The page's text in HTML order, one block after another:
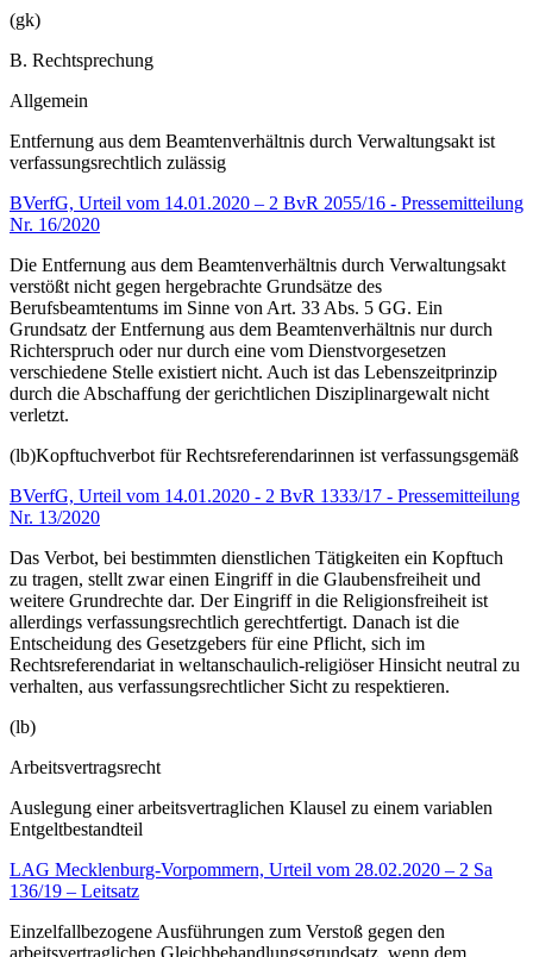
(gk)
B. Rechtsprechung
Allgemein
Entfernung aus dem Beamtenverhältnis durch Verwaltungsakt ist
verfassungsrechtlich zulässig
BVerfG, Urteil vom 14.01.2020 – 2 BvR 2055/16 - Pressemitteilung
Nr. 16/2020
Die Entfernung aus dem Beamtenverhältnis durch Verwaltungsakt
verstößt nicht gegen hergebrachte Grundsätze des
Berufsbeamtentums im Sinne von Art. 33 Abs. 5 GG. Ein
Grundsatz der Entfernung aus dem Beamtenverhältnis nur durch
Richterspruch oder nur durch eine vom Dienstvorgesetzen
verschiedene Stelle existiert nicht. Auch ist das Lebenszeitprinzip
durch die Abschaffung der gerichtlichen Disziplinargewalt nicht
verletzt.
(lb)Kopftuchverbot für Rechtsreferendarinnen ist verfassungsgemäß
BVerfG, Urteil vom 14.01.2020 - 2 BvR 1333/17 - Pressemitteilung
Nr. 13/2020
Das Verbot, bei bestimmten dienstlichen Tätigkeiten ein Kopftuch
zu tragen, stellt zwar einen Eingriff in die Glaubensfreiheit und
weitere Grundrechte dar. Der Eingriff in die Religionsfreiheit ist
allerdings verfassungsrechtlich gerechtfertigt. Danach ist die
Entscheidung des Gesetzgebers für eine Pflicht, sich im
Rechtsreferendariat in weltanschaulich-religiöser Hinsicht neutral zu
verhalten, aus verfassungsrechtlicher Sicht zu respektieren.
(lb)
Arbeitsvertragsrecht
Auslegung einer arbeitsvertraglichen Klausel zu einem variablen
Entgeltbestandteil
LAG Mecklenburg-Vorpommern, Urteil vom 28.02.2020 – 2 Sa
136/19 – Leitsatz
Einzelfallbezogene Ausführungen zum Verstoß gegen den
arbeitsvertraglichen Gleichbehandlungsgrundsatz, wenn dem